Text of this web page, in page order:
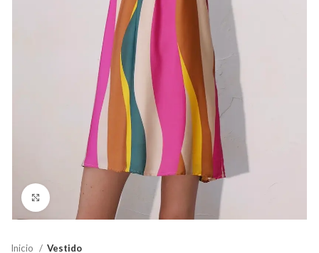
Click para agrandar
Inicio Vestido